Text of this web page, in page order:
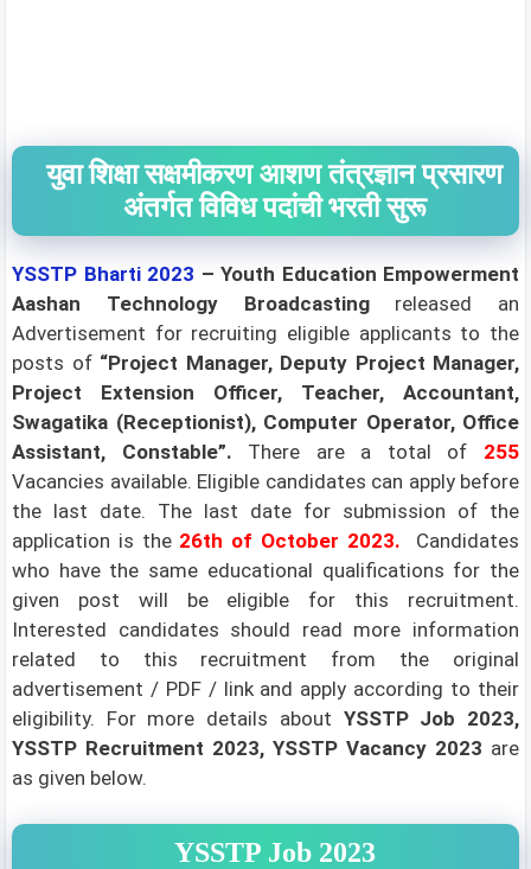
युवा शिक्षा सक्षमीकरण आशण तंत्रज्ञान प्रसारण
अंतर्गत विविध पदांची भरती सुरू
YSSTP Bharti 2023 – Youth Education Empowerment
Aashan Technology Broadcasting released an
Advertisement for recruiting eligible applicants to the
posts of “Project Manager, Deputy Project Manager,
Project Extension Officer, Teacher, Accountant,
Swagatika (Receptionist), Computer Operator, Office
Assistant, Constable”. There are a total of 255
Vacancies available. Eligible candidates can apply before
the last date. The last date for submission of the
application is the 26th of October 2023.
Candidates
who have the same educational qualifications for the
given post will be eligible for this recruitment.
Interested candidates should read more information
related to this recruitment from the original
advertisement / PDF / link and apply according to their
eligibility. For more details about YSSTP Job 2023,
YSSTP Recruitment 2023, YSSTP Vacancy 2023 are
as given below.
YSSTP Job 2023